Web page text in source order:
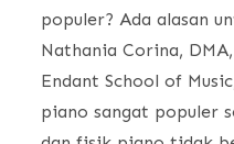
populer? Ada alasan
Nathania Corina,
Endant School of
piano sangat populer